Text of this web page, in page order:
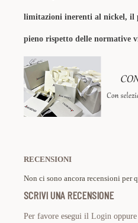
limitazioni inerenti al nickel, il
pieno rispetto delle normative
RECENSIONI
Non ci sono ancora recensioni per
SCRIVI UNA RECENSIONE
Per favore esegui il Login oppure